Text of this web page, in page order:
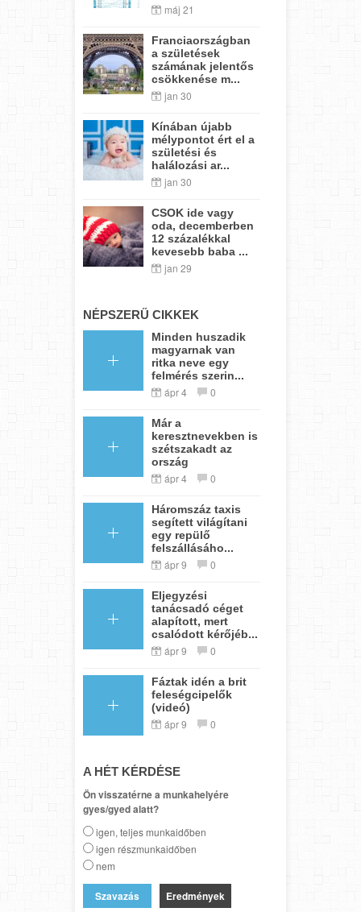
máj 21
Franciaországban
a születések
számának jelentős
csökkenése m...
jan 30
Kínában újabb
mélypontot ért el a
születési és
halálozási ar...
jan 30
CSOK ide vagy
oda, decemberben
12 százalékkal
kevesebb baba ...
jan 29
NÉPSZERŰ CIKKEK
Minden huszadik
magyarnak van
ritka neve egy
felmérés szerin...
ápr 4 0
Már a
keresztnevekben is
szétszakadt az
ország
ápr 4 0
Háromszáz taxis
segített világítani
egy repülő
felszállásáho...
ápr 9 0
Eljegyzési
tanácsadó céget
alapított, mert
csalódott kérőjéb...
ápr 9 0
Fáztak idén a brit
feleségcipelők
(videó)
ápr 9 0
A HÉT KÉRDÉSE
Ön visszatérne a munkahelyére
gyes/gyed alatt?
igen, teljes munkaidőben
igen részmunkaidőben
nem
Eredmények